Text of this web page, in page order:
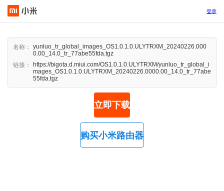
登录
名称：
yunluo_tr_global_images_OS1.0.1.0.ULYTRXM_20240226.000
0.00_14.0_tr_77abe55fda.tgz
链接：
https://bigota.d.miui.com/OS1.0.1.0.ULYTRXM/yunluo_tr_global_i
mages_OS1.0.1.0.ULYTRXM_20240226.0000.00_14.0_tr_77abe
55fda.tgz
立即下载
购买小米路由器